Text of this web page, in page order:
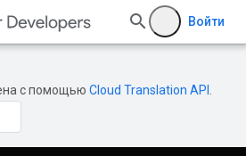
Войти
с помощью Cloud Translation API